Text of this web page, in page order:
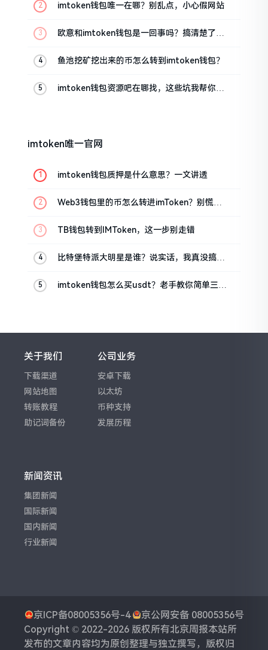
imtoken钱包唯一在哪？别乱点，小心假网站
欧意和imtoken钱包是一回事吗？搞清楚了再
鱼池挖矿挖出来的币怎么转到imtoken钱包？
imtoken钱包资源吧在哪找，这些坑我帮你趟
imtoken唯一官网
imtoken钱包质押是什么意思？一文讲透
Web3钱包里的币怎么转进imToken？别慌，
TB钱包转到IMToken，这一步别走错
比特堡特派大明星是谁？说实话，我真没搞明
imtoken钱包怎么买usdt？老手教你简单三步
关于我们
下载渠道
网站地图
转账教程
助记词备份
公司业务
安卓下载
以太坊
币种支持
发展历程
新闻资讯
集团新闻
国际新闻
国内新闻
行业新闻
京ICP备08005356号-4
京公网安备 08005356号
Copyright © 2022-2026 版权所有北京周报本站所
发布的文章内容均为原创整理与独立撰写，版权归